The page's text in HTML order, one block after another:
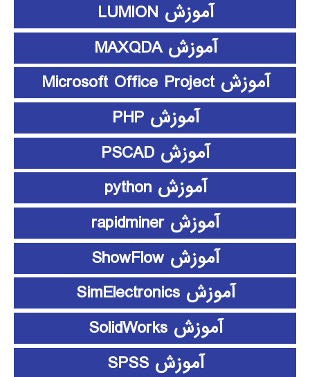
آموزش LUMION
آموزش MAXQDA
آموزش Microsoft Office Project
آموزش PHP
آموزش PSCAD
آموزش python
آموزش rapidminer
آموزش ShowFlow
آموزش SimElectronics
آموزش SolidWorks
آموزش SPSS